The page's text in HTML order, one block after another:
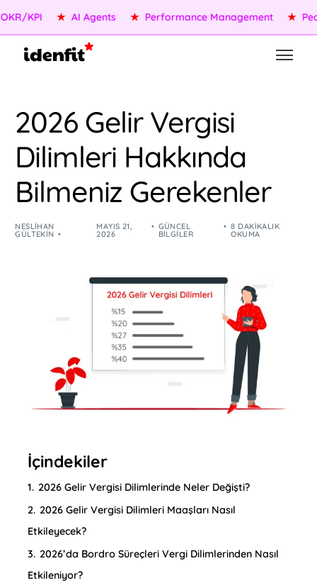
KPI ★ AI Agents ★ Performance Management ★
2026 Gelir Vergisi
Dilimleri Hakkında
Bilmeniz Gerekenler
NESLIHAN
GÜLTEKIN
MAYIS 21,
2026
GÜNCEL
BILGILER
8 DAKIKALIK
OKUMA
İçindekiler
1. 2026 Gelir Vergisi Dilimlerinde Neler Değişti?
2. 2026 Gelir Vergisi Dilimleri Maaşları Nasıl
Etkileyecek?
3. 2026’da Bordro Süreçleri Vergi Dilimlerinden Nasıl
Etkileniyor?